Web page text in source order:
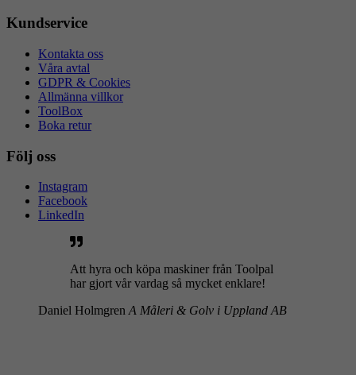
Kundservice
Kontakta oss
Våra avtal
GDPR & Cookies
Allmänna villkor
ToolBox
Boka retur
Följ oss
Instagram
Facebook
LinkedIn
Att hyra och köpa maskiner från Toolpal
har gjort vår vardag så mycket enklare!
Daniel Holmgren A Måleri & Golv i Uppland AB